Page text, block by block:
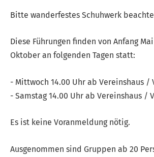
Bitte wanderfestes Schuhwerk
Diese Führungen finden von Anfang
Oktober an folgenden Tagen statt:
- Mittwoch 14.00 Uhr ab Vereinshaus /
- Samstag 14.00 Uhr ab Vereinshaus /
Es ist keine Voranmeldung nötig.
Ausgenommen sind Gruppen ab 20